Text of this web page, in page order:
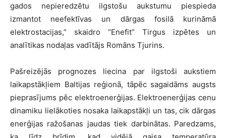
gados nepieredzētu ilgstošu aukstumu piespieda
izmantot neefektīvas un dārgas fosilā kurināmā
elektrostacijas,” skaidro “Enefit” Tirgus izpētes un
analītikas nodaļas vadītājs Romāns Tjurins.
Pašreizējās prognozes liecina par ilgstoši aukstiem
laikapstākļiem Baltijas reģionā, tāpēc sagaidāms augsts
pieprasījums pēc elektroenerģijas. Elektroenerģijas cenu
dinamiku lielākoties nosaka laikapstākļi un tas, cik dārgas
enerģijas ražošanas jaudas tiek darbinātas. Paredzams,